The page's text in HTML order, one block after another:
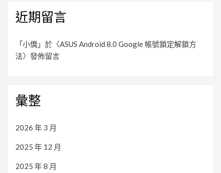
近期留言
「 小僑 」於〈ASUS Android 8.0 Google 帳號鎖定解鎖方
法〉發佈留言
彙整
2026 年 3 月
2025 年 12 月
2025 年 8 月